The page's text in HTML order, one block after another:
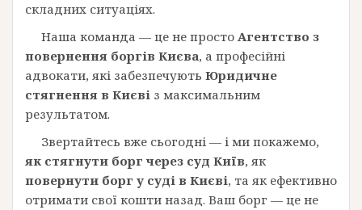
складних ситуаціях.
Наша команда — це не просто Агентство з
повернення боргів Києва, а професійні
адвокати, які забезпечують Юридичне
стягнення в Києві з максимальним
результатом.
Звертайтесь вже сьогодні — і ми покажемо,
як стягнути борг через суд Київ, як
повернути борг у суді в Києві, та як ефективно
отримати свої кошти назад. Ваш борг — це не